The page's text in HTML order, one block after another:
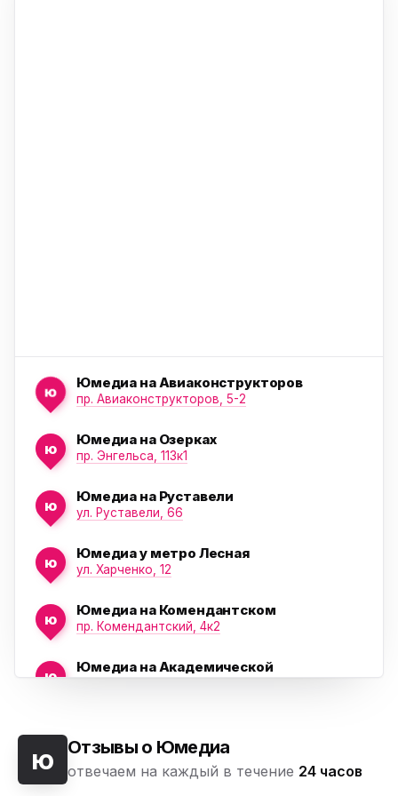
ю
Юмедиа на Авиаконструкторов
пр. Авиаконструкторов, 5-2
ю
Юмедиа на Озерках
пр. Энгельса, 113к1
ю
Юмедиа на Руставели
ул. Руставели, 66
ю
Юмедиа у метро Лесная
ул. Харченко, 12
ю
Юмедиа на Комендантском
пр. Комендантский, 4к2
ю
Юмедиа на Академической
ю Морская набережная, 35
ю
Юмедиа на Наставников
ю Отзывы о Юмедиа
отвечаем на каждый в течение 24 часов